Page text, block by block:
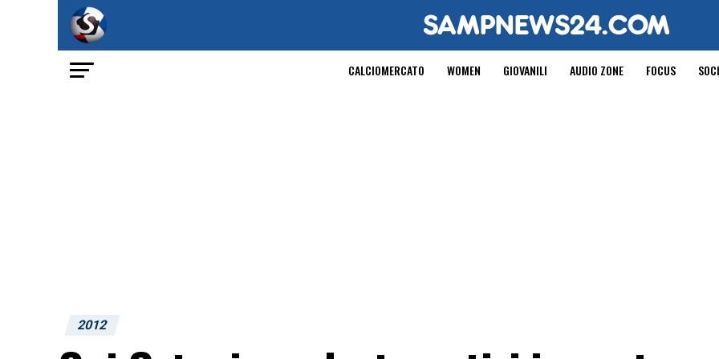
CALCIOMERCATO WOMEN GIOVANILI AUDIO ZONE FOCUS
2012